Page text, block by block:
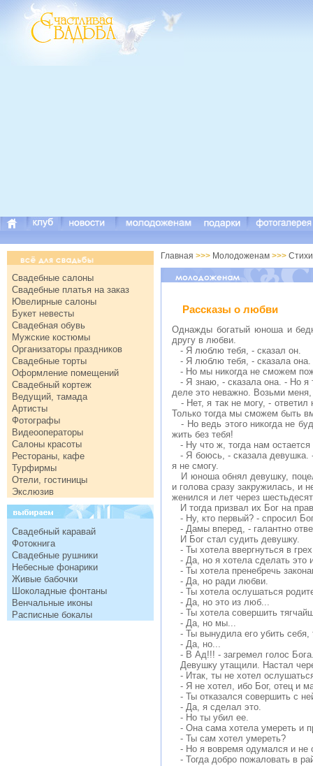
Свадебные салоны
Свадебные платья на заказ
Ювелирные салоны
Букет невесты
Свадебная обувь
Мужские костюмы
Организаторы праздников
Свадебные торты
Оформление помещений
Свадебный кортеж
Ведущий, тамада
Артисты
Фотографы
Видеооператоры
Салоны красоты
Рестораны, кафе
Турфирмы
Отели, гостиницы
Экслюзив
Свадебный каравай
Фотокнига
Свадебные рушники
Небесные фонарики
Живые бабочки
Шоколадные фонтаны
Венчальные иконы
Расписные бокалы
Главная >>> Молодоженам >>>
Рассказы о любви
Однажды богатый юноша и
другу в любви.
- Я люблю тебя, - сказал он.
- Я люблю тебя, - сказала она.
- Но мы никогда не сможем
- Я знаю, - сказала она. - Но я
деле это неважно. Возьми
- Нет, я так не могу, -
Только тогда мы сможем быть
- Но ведь этого никогда не
жить без тебя!
- Ну что ж, тогда нам
- Я боюсь, - сказала девушка.
я не смогу.
И юноша обнял девушку,
и голова сразу закружилась, и
женился и лет через
И тогда призвал их Бог на
- Ну, кто первый? - спросил
- Дамы вперед, - галантно
И Бог стал судить девушку.
- Ты хотела ввергнуться в
- Да, но я хотела сделать это
- Ты хотела пренебречь
- Да, но ради любви.
- Ты хотела ослушаться
- Да, но это из люб...
- Ты хотела совершить
- Да, но мы...
- Ты вынудила его убить себя,
- Да, но...
- В Ад!!! - загремел голос
Девушку утащили. Настал
- Итак, ты не хотел
- Я не хотел, ибо Бог, отец и
- Ты отказался совершить с
- Да, я сделал это.
- Но ты убил ее.
- Она сама хотела умереть и
- Ты сам хотел умереть?
- Но я вовремя одумался и не
- Тогда добро пожаловать в